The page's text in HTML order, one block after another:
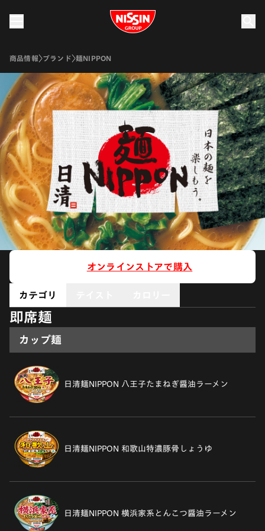
Nissin Group
商品情報 ブランド 麺NIPPON
オンラインストアで購入
カテゴリ
即席麺
カップ麺
日清麺NIPPON 八王子たまねぎ醤油ラーメン
日清麺NIPPON 和歌山特濃豚骨しょうゆ
日清麺NIPPON 横浜家系とんこつ醤油ラーメン